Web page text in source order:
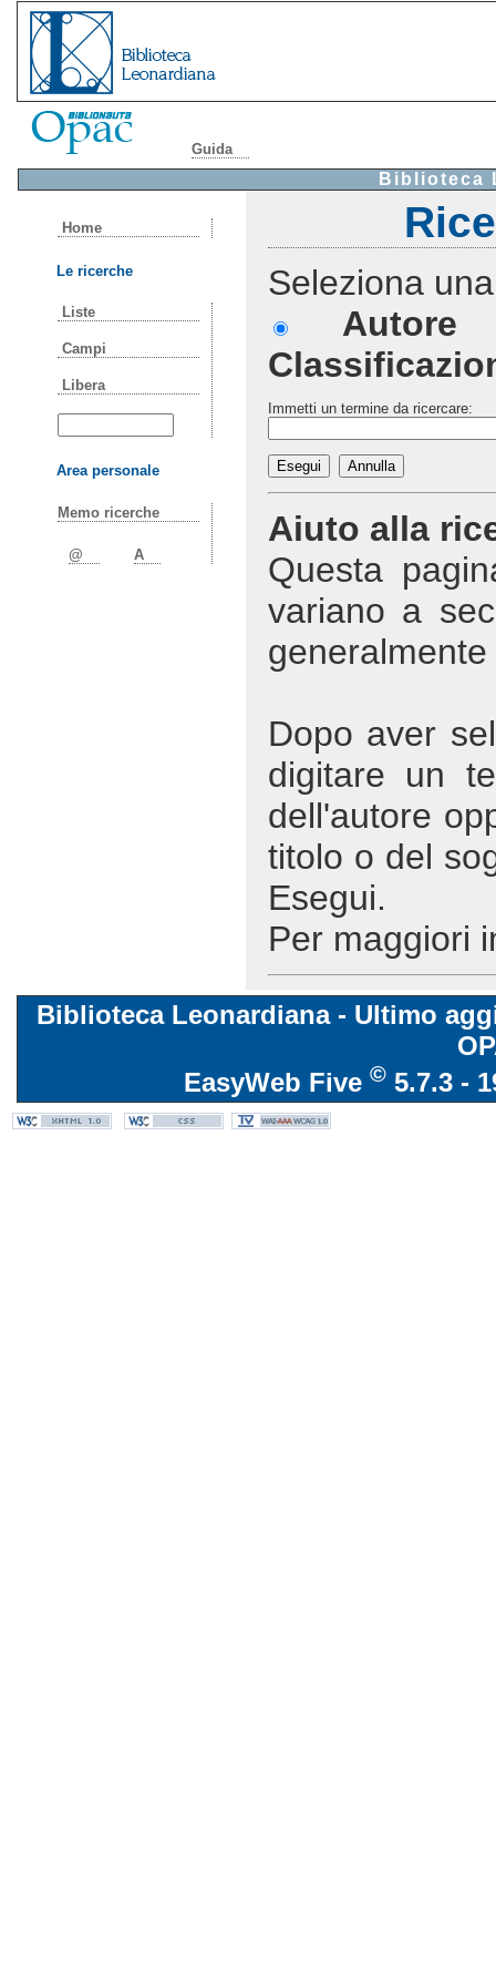
Guida
Biblioteca
Home
Le ricerche
Liste
Campi
Libera
Area personale
Memo ricerche
@ A
Seleziona
Autore
Immetti un termine da ricercare:
Aiuto alla
Questa
variano a
Dopo aver
digitare un
dell'autore
titolo o del
Esegui.
Per maggiori
Biblioteca Leonardiana - Ultimo
EasyWeb Five © 5.7.3 -